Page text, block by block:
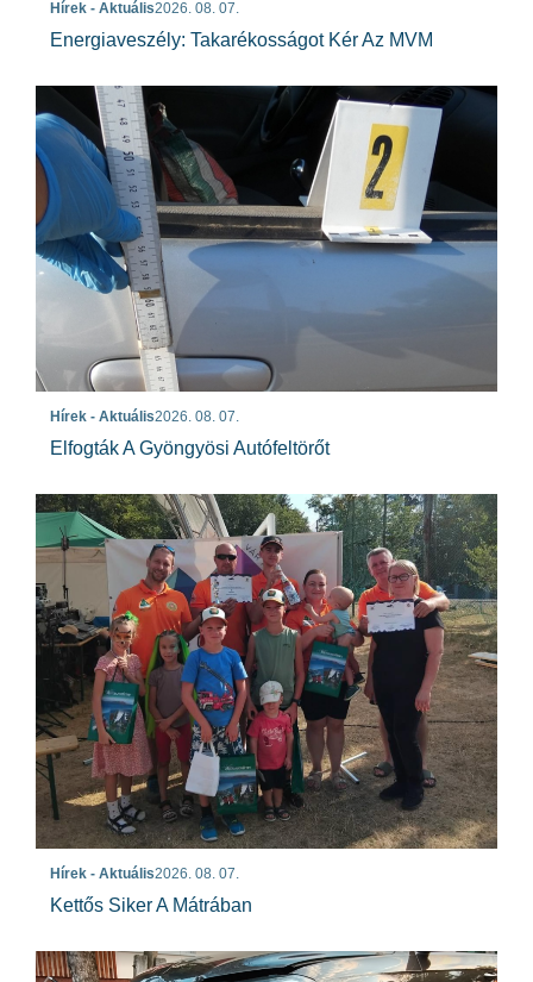
Hírek - Aktuális2026. 08. 07.
Energiaveszély: Takarékosságot Kér Az MVM
Hírek - Aktuális2026. 08. 07.
Elfogták A Gyöngyösi Autófeltörőt
Hírek - Aktuális2026. 08. 07.
Kettős Siker A Mátrában